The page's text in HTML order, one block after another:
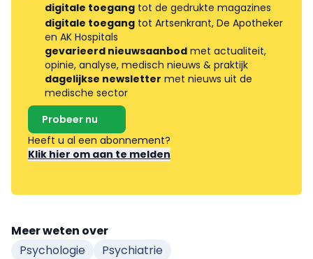
digitale toegang tot de gedrukte magazines
digitale toegang tot Artsenkrant, De Apotheker
en AK Hospitals
gevarieerd nieuwsaanbod met actualiteit,
opinie, analyse, medisch nieuws & praktijk
dagelijkse newsletter met nieuws uit de
medische sector
Probeer nu
Heeft u al een abonnement?
Klik hier om aan te melden
Meer weten over
Psychologie
Psychiatrie